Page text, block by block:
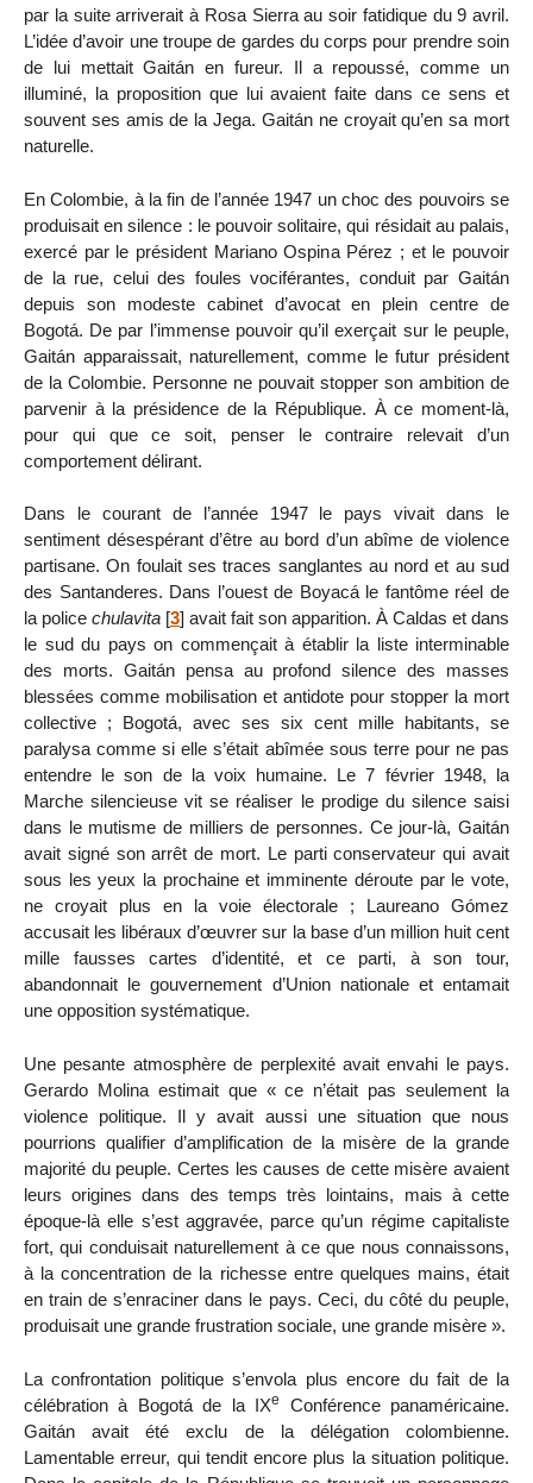
par la suite arriverait à Rosa Sierra au soir fatidique du 9 avril.
L’idée d’avoir une troupe de gardes du corps pour prendre soin
de lui mettait Gaitán en fureur. Il a repoussé, comme un
illuminé, la proposition que lui avaient faite dans ce sens et
souvent ses amis de la Jega. Gaitán ne croyait qu’en sa mort
naturelle.
En Colombie, à la fin de l’année 1947 un choc des pouvoirs se
produisait en silence : le pouvoir solitaire, qui résidait au palais,
exercé par le président Mariano Ospina Pérez ; et le pouvoir
de la rue, celui des foules vociférantes, conduit par Gaitán
depuis son modeste cabinet d’avocat en plein centre de
Bogotá. De par l’immense pouvoir qu’il exerçait sur le peuple,
Gaitán apparaissait, naturellement, comme le futur président
de la Colombie. Personne ne pouvait stopper son ambition de
parvenir à la présidence de la République. À ce moment-là,
pour qui que ce soit, penser le contraire relevait d’un
comportement délirant.
Dans le courant de l’année 1947 le pays vivait dans le
sentiment désespérant d’être au bord d’un abîme de violence
partisane. On foulait ses traces sanglantes au nord et au sud
des Santanderes. Dans l’ouest de Boyacá le fantôme réel de
la police chulavita [3] avait fait son apparition. À Caldas et dans
le sud du pays on commençait à établir la liste interminable
des morts. Gaitán pensa au profond silence des masses
blessées comme mobilisation et antidote pour stopper la mort
collective ; Bogotá, avec ses six cent mille habitants, se
paralysa comme si elle s’était abîmée sous terre pour ne pas
entendre le son de la voix humaine. Le 7 février 1948, la
Marche silencieuse vit se réaliser le prodige du silence saisi
dans le mutisme de milliers de personnes. Ce jour-là, Gaitán
avait signé son arrêt de mort. Le parti conservateur qui avait
sous les yeux la prochaine et imminente déroute par le vote,
ne croyait plus en la voie électorale ; Laureano Gómez
accusait les libéraux d’œuvrer sur la base d’un million huit cent
mille fausses cartes d’identité, et ce parti, à son tour,
abandonnait le gouvernement d’Union nationale et entamait
une opposition systématique.
Une pesante atmosphère de perplexité avait envahi le pays.
Gerardo Molina estimait que « ce n’était pas seulement la
violence politique. Il y avait aussi une situation que nous
pourrions qualifier d’amplification de la misère de la grande
majorité du peuple. Certes les causes de cette misère avaient
leurs origines dans des temps très lointains, mais à cette
époque-là elle s’est aggravée, parce qu’un régime capitaliste
fort, qui conduisait naturellement à ce que nous connaissons,
à la concentration de la richesse entre quelques mains, était
en train de s’enraciner dans le pays. Ceci, du côté du peuple,
produisait une grande frustration sociale, une grande misère ».
La confrontation politique s’envola plus encore du fait de la
célébration à Bogotá de la IXe
Conférence panaméricaine.
Gaitán avait été exclu de la délégation colombienne.
Lamentable erreur, qui tendit encore plus la situation politique.